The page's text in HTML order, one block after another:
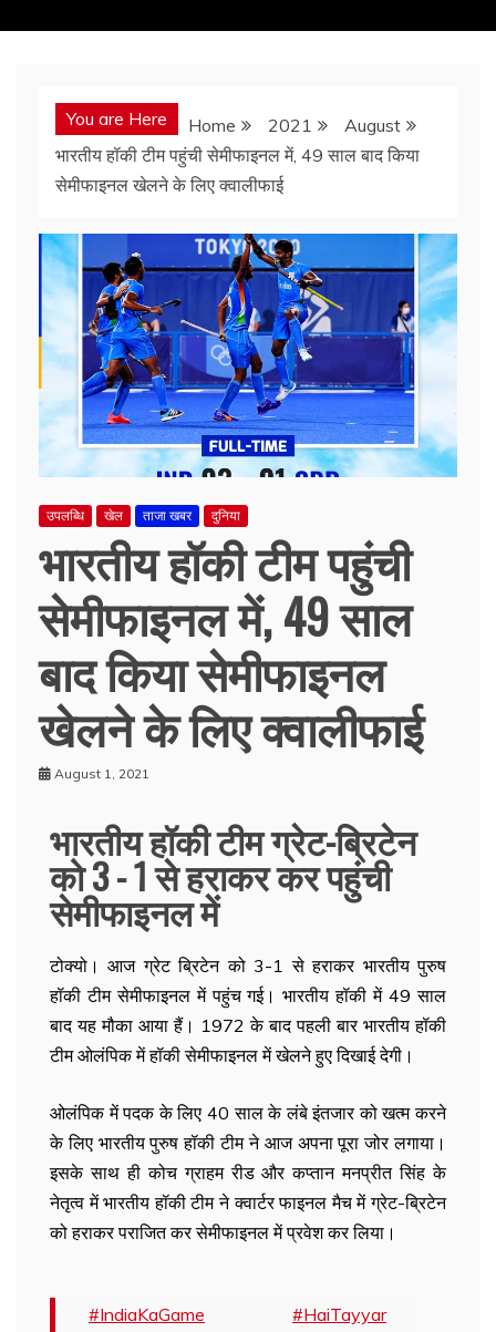
You are Here Home 2021
August
भारतीय हॉकी टीम पहुंची सेमीफाइनल में, 49 साल बाद किया
सेमीफाइनल खेलने के लिए क्वालीफाई
उपलब्धि खेल ताजा खबर दुनिया
भारतीय हॉकी टीम पहुंची
सेमीफाइनल में, 49 साल
बाद किया सेमीफाइनल
खेलने के लिए क्वालीफाई
August 1, 2021
भारतीय हॉकी टीम ग्रेट-ब्रिटेन
को 3 - 1 से हराकर कर पहुंची
सेमीफाइनल में
टोक्यो। आज ग्रेट ब्रिटेन को 3-1 से हराकर भारतीय पुरुष
हॉकी टीम सेमीफाइनल में पहुंच गई। भारतीय हॉकी में 49 साल
बाद यह मौका आया हैं। 1972 के बाद पहली बार भारतीय हॉकी
टीम ओलंपिक में हॉकी सेमीफाइनल में खेलने हुए दिखाई देगी।
ओलंपिक में पदक के लिए 40 साल के लंबे इंतजार को खत्म करने
के लिए भारतीय पुरुष हॉकी टीम ने आज अपना पूरा जोर लगाया।
इसके साथ ही कोच ग्राहम रीड और कप्तान मनप्रीत सिंह के
नेतृत्व में भारतीय हॉकी टीम ने क्वार्टर फाइनल मैच में ग्रेट-ब्रिटेन
को हराकर पराजित कर सेमीफाइनल में प्रवेश कर लिया।
#IndiaKaGame
#HaiTayyar